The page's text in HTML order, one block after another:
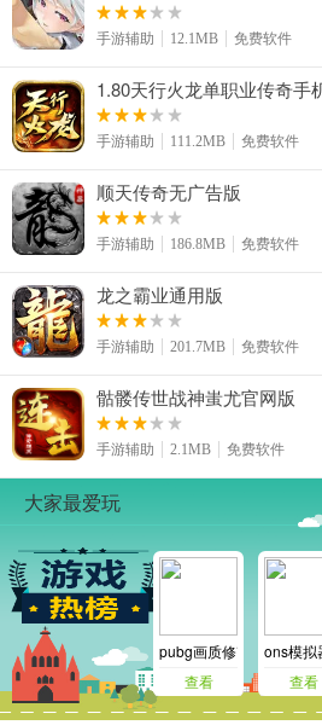
手游辅助 12.1MB 免费软件
1.80天行火龙单职业传奇手
手游辅助 111.2MB 免费软件
顺天传奇无广告版
手游辅助 186.8MB 免费软件
龙之霸业通用版
手游辅助 201.7MB 免费软件
骷髅传世战神蚩尤官网版
手游辅助 2.1MB 免费软件
大家最爱玩
pubg画质修改器
查看
ons模拟
查看